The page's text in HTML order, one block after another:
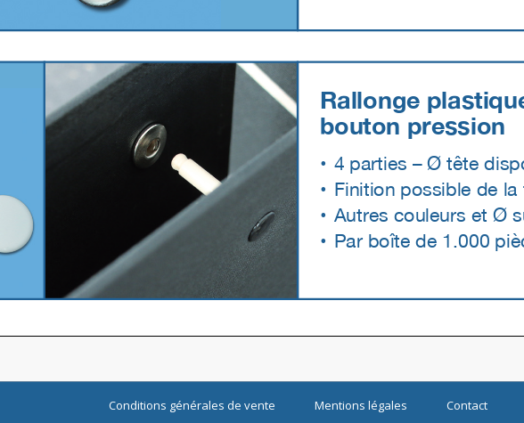
Conditions générales de vente Mentions légales Contact